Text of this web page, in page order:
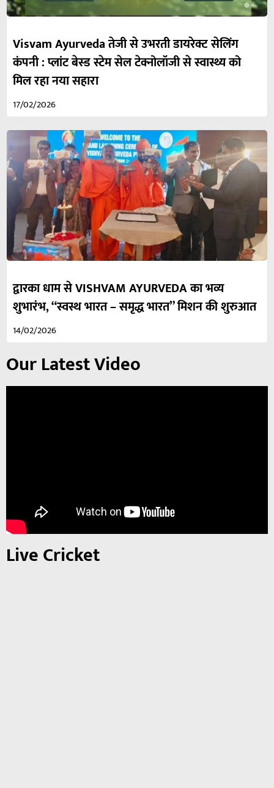
Visvam Ayurveda तेजी से उभरती डायरेक्ट सेलिंग
कंपनी : प्लांट बेस्ड स्टेम सेल टेक्नोलॉजी से स्वास्थ्य को
मिल रहा नया सहारा
17/02/2026
द्वारका धाम से VISHVAM AYURVEDA का भव्य
शुभारंभ, “स्वस्थ भारत – समृद्ध भारत” मिशन की शुरुआत
14/02/2026
Our Latest Video
Live Cricket